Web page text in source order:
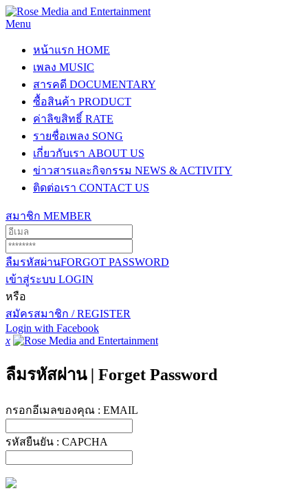
Menu
หน้าแรก HOME
เพลง MUSIC
สารคดี DOCUMENTARY
ซื้อสินค้า PRODUCT
ค่าลิขสิทธิ์ RATE
รายชื่อเพลง SONG
เกี่ยวกับเรา ABOUT US
ข่าวสารและกิจกรรม NEWS & ACTIVITY
ติดต่อเรา CONTACT US
สมาชิก MEMBER
ลืมรหัสผ่านFORGOT PASSWORD
เข้าสู่ระบบ LOGIN
หรือ
สมัครสมาชิก / REGISTER
Login with Facebook
x
ลืมรหัสผ่าน | Forget Password
กรอกอีเมลของคุณ : EMAIL
รหัสยืนยัน : CAPCHA